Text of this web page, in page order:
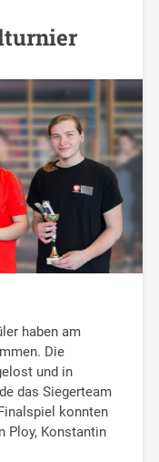
haben am
Die
und in
das Siegerteam
konnten
Ploy, Konstantin